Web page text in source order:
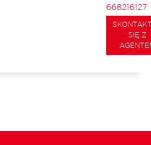
668216127
SIĘ Z